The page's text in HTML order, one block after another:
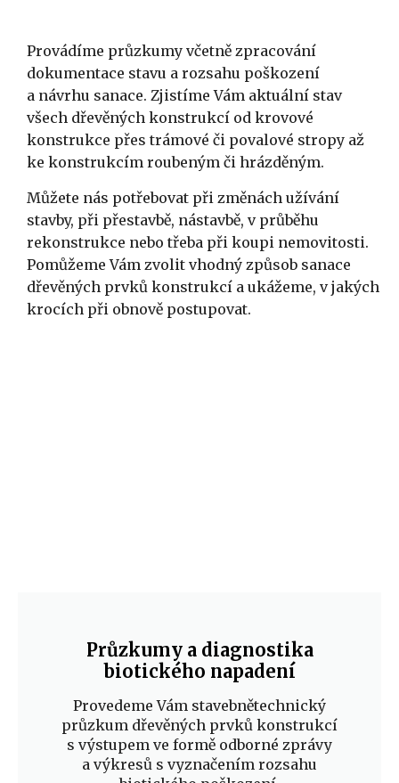
Provádíme průzkumy včetně zpracování
dokumentace stavu a rozsahu poškození
a návrhu sanace. Zjistíme Vám aktuální stav
všech dřevěných konstrukcí od krovové
konstrukce přes trámové či povalové stropy až
ke konstrukcím roubeným či hrázděným.
Můžete nás potřebovat při změnách užívání
stavby, při přestavbě, nástavbě, v průběhu
rekonstrukce nebo třeba při koupi nemovitosti.
Pomůžeme Vám zvolit vhodný způsob sanace
dřevěných prvků konstrukcí a ukážeme, v jakých
krocích při obnově postupovat.
Průzkumy a diagnostika
biotického napadení
Provedeme Vám stavebnětechnický
průzkum dřevěných prvků konstrukcí
s výstupem ve formě odborné zprávy
a výkresů s vyznačením rozsahu